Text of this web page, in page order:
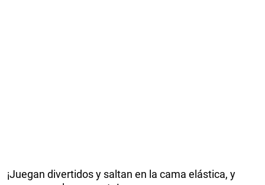
¡Juegan divertidos y saltan en la cama elástica, y